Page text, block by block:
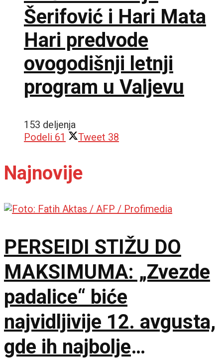
Šerifović i Hari Mata
Hari predvode
ovogodišnji letnji
program u Valjevu
153 deljenja
Podeli 61 Tweet 38
Najnovije
PERSEIDI STIŽU DO
MAKSIMUMA: „Zvezde
padalice“ biće
najvidljivije 12. avgusta,
gde ih najbolje